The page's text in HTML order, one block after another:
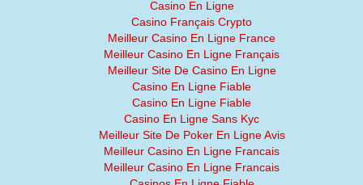
Casino En Ligne
Casino Français Crypto
Meilleur Casino En Ligne France
Meilleur Casino En Ligne Français
Meilleur Site De Casino En Ligne
Casino En Ligne Fiable
Casino En Ligne Fiable
Casino En Ligne Sans Kyc
Meilleur Site De Poker En Ligne Avis
Meilleur Casino En Ligne Francais
Meilleur Casino En Ligne Francais